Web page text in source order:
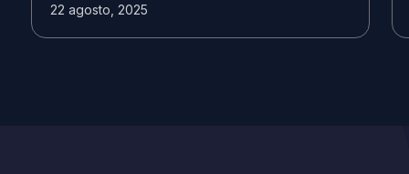
22 agosto, 2025